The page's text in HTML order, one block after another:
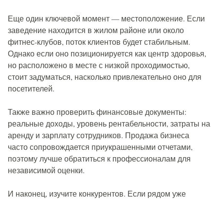
Еще один ключевой момент — местоположение. Если
заведение находится в жилом районе или около
фитнес-клубов, поток клиентов будет стабильным.
Однако если оно позиционируется как центр здоровья,
но расположено в месте с низкой проходимостью,
стоит задуматься, насколько привлекательно оно для
посетителей.
Также важно проверить финансовые документы:
реальные доходы, уровень рентабельности, затраты на
аренду и зарплату сотрудников. Продажа бизнеса
часто сопровождается приукрашенными отчетами,
поэтому лучше обратиться к профессионалам для
независимой оценки.
И наконец, изучите конкурентов. Если рядом уже